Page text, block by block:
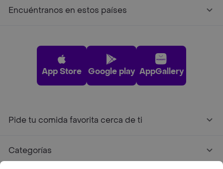
Encuéntranos en estos países
App Store Google play AppGallery
Pide tu comida favorita cerca de ti
Categorías